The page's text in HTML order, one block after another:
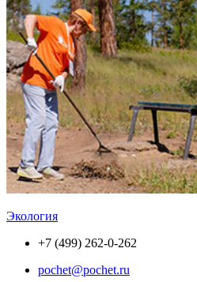
Экология
+7 (499) 262-0-262
pochet@pochet.ru